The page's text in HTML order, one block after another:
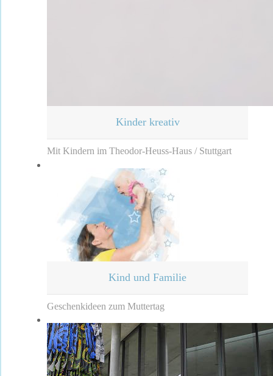
Kinder kreativ
Mit Kindern im Theodor-Heuss-Haus / Stuttgart
Kind und Familie
Geschenkideen zum Muttertag